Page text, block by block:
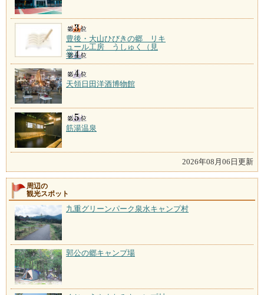
豊後・大山ひびきの郷 リキ
ュール工房 うしゅく（見
学）
天領日田洋酒博物館
筋湯温泉
2026年08月06日更新
周辺の
観光スポット
九重グリーンパーク泉水キャンプ村
郭公の郷キャンプ場